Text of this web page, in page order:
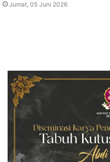
Jumat, 05 Juni 2026